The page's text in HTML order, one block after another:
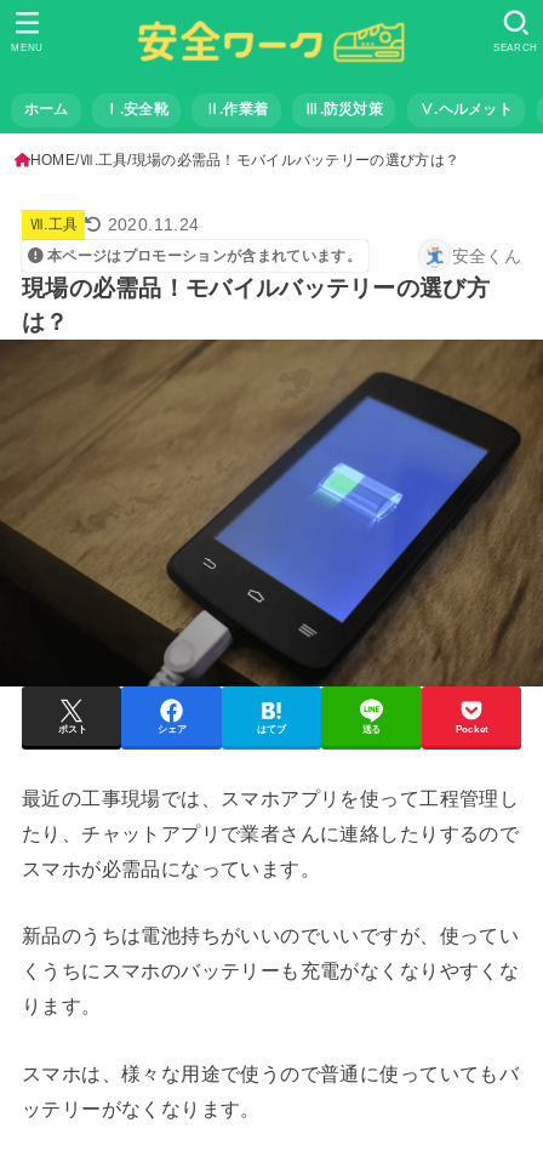
ホーム Ⅰ.安全靴 Ⅱ.作業着 Ⅲ.防災対策 Ⅴ.ヘルメット
SEARCH
MENU
HOME Ⅶ.工具 現場の必需品！モバイルバッテリーの選び方は？
Ⅶ.工具 2020.11.24
本ページはプロモーションが含まれています。 安全くん
現場の必需品！モバイルバッテリーの選び方
は？
ポスト シェア はてブ 送る Pocket
最近の工事現場では、スマホアプリを使って工程管理し
たり、チャットアプリで業者さんに連絡したりするので
スマホが必需品になっています。
新品のうちは電池持ちがいいのでいいですが、使ってい
くうちにスマホのバッテリーも充電がなくなりやすくな
ります。
スマホは、様々な用途で使うので普通に使っていてもバ
ッテリーがなくなります。